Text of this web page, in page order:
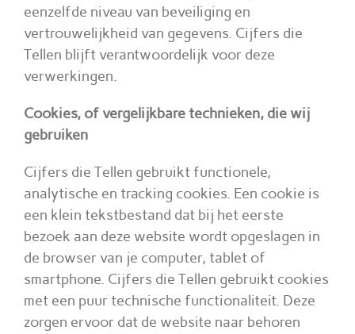
eenzelfde niveau van beveiliging en
vertrouwelijkheid van gegevens. Cijfers die
Tellen blijft verantwoordelijk voor deze
verwerkingen.
Cookies, of vergelijkbare technieken, die wij
gebruiken
Cijfers die Tellen gebruikt functionele,
analytische en tracking cookies. Een cookie is
een klein tekstbestand dat bij het eerste
bezoek aan deze website wordt opgeslagen in
de browser van je computer, tablet of
smartphone. Cijfers die Tellen gebruikt cookies
met een puur technische functionaliteit. Deze
zorgen ervoor dat de website naar behoren